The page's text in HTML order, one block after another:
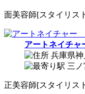
面美容師[スタイリス
アートネイチ
兵庫県
三
正美容師[スタイリス